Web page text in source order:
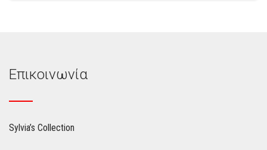
Επικοινωνία
Sylvia’s Collection